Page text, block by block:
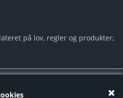
på lov, regler og produkter;